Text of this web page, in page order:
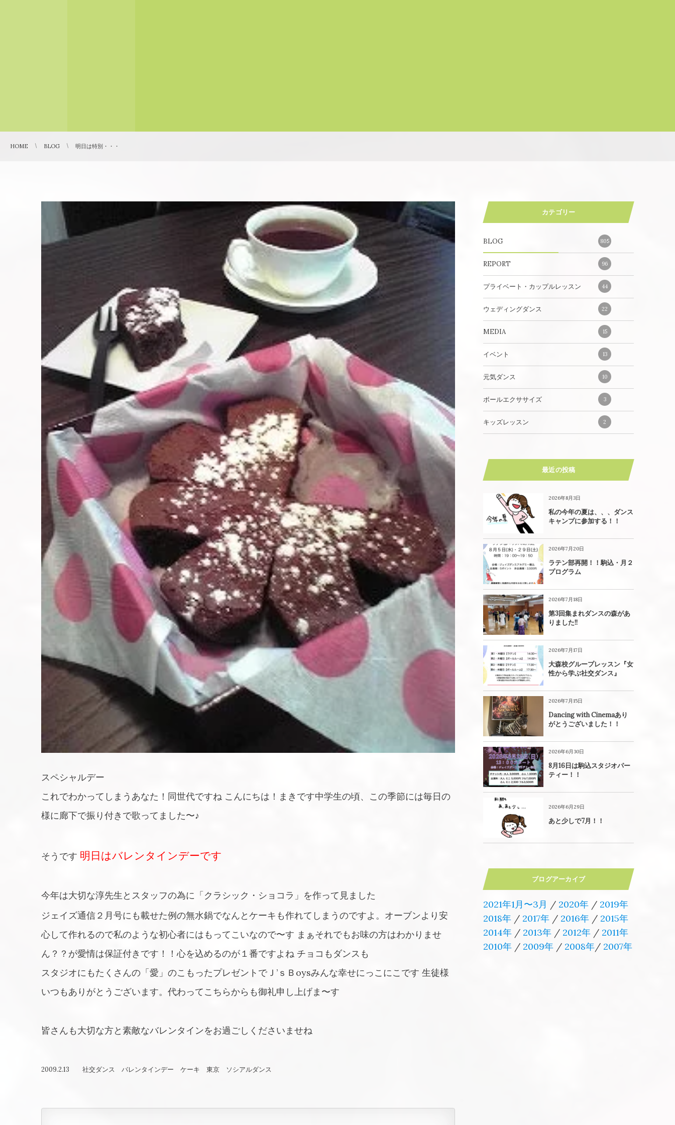
HOME BLOG 明日は特別・・・
スペシャルデー
これでわかってしまうあなた！同世代ですね こんにちは！まきです中学生の頃、この季節には毎日の
様に廊下で振り付きで歌ってました〜♪
そうです 明日はバレンタインデーです
今年は大切な淳先生とスタッフの為に「クラシック・ショコラ」を作って見ました
ジェイズ通信２月号にも載せた例の無水鍋でなんとケーキも作れてしまうのですよ。オーブンより安
心して作れるので私のような初心者にはもってこいなので〜す まぁそれでもお味の方はわかりませ
ん？？が愛情は保証付きです！！心を込めるのが１番ですよね チョコもダンスも
スタジオにもたくさんの「愛」のこもったプレゼントでＪ’ｓＢoysみんな幸せにっこにこです 生徒様
いつもありがとうございます。代わってこちらからも御礼申し上げま〜す
皆さんも大切な方と素敵なバレンタインをお過ごしくださいませね
2009.2.13 社交ダンス バレンタインデー ケーキ 東京 ソシアルダンス
カテゴリー
BLOG 805
REPORT 96
プライベート・カップルレッスン 44
ウェディングダンス 22
MEDIA 15
イベント 13
元気ダンス 10
ボールエクササイズ 3
キッズレッスン 2
最近の投稿
2026年8月3日
私の今年の夏は、、、ダンス
キャンプに参加する！！
2026年7月20日
ラテン部再開！！駒込・月２
プログラム
2026年7月18日
第3回集まれダンスの森があ
りました!!
2026年7月17日
大森校グループレッスン『女
性から学ぶ社交ダンス』
2026年7月15日
Dancing with Cinemaあり
がとうございました！！
2026年6月30日
8月16日は駒込スタジオパー
ティー！！
2026年6月29日
あと少しで7月！！
ブログアーカイブ
2021年1月〜3月 / 2020年 / 2019年
2018年 / 2017年 / 2016年 / 2015年
2014年 / 2013年 / 2012年 / 2011年
2010年 / 2009年 / 2008年/ 2007年